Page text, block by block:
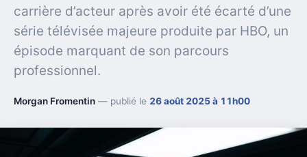
carrière d’acteur après avoir été écarté d’une
série télévisée majeure produite par HBO, un
épisode marquant de son parcours
professionnel.
Morgan Fromentin — publié le 26 août 2025 à 11h00